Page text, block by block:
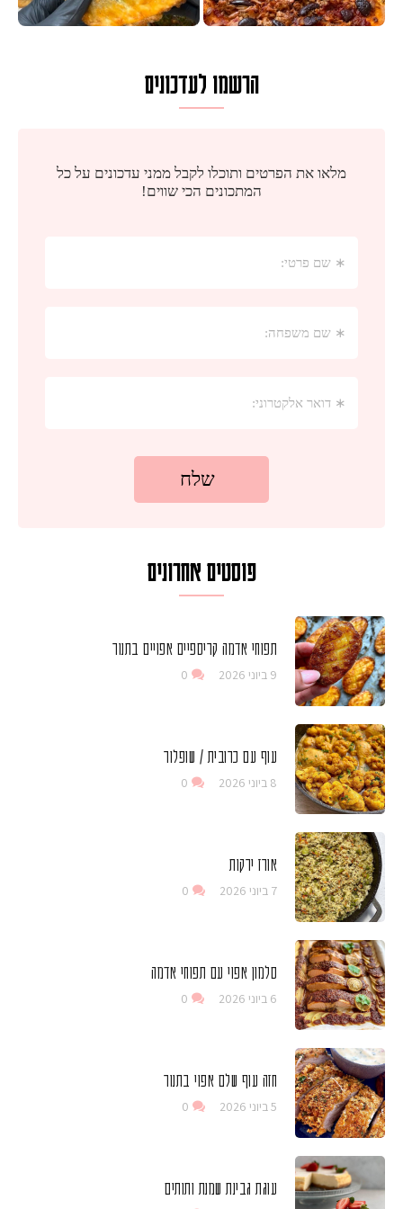
הרשמו לעדכונים
פוסטים אחרונים
תפוחי אדמה קריספיים אפויים בתנור
9 ביוני 2026 0
עוף עם כרובית / שופלור
8 ביוני 2026 0
אורז ירקות
7 ביוני 2026 0
סלמון אפוי עם תפוחי אדמה
6 ביוני 2026 0
חזה עוף שלם אפוי בתנור
5 ביוני 2026 0
עוגת גבינת שמנת ותותים